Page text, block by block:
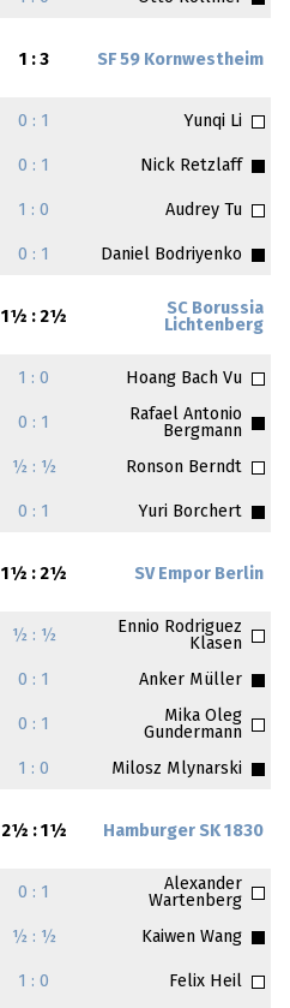
1 : 3 SF 59 Kornwestheim
0 : 1 Yunqi Li
0 : 1 Nick Retzlaff
1 : 0 Audrey Tu
0 : 1 Daniel Bodriyenko
1½ : 2½
SC Borussia
Lichtenberg
1 : 0 Hoang Bach Vu
0 : 1
Rafael Antonio
Bergmann
½ : ½ Ronson Berndt
0 : 1 Yuri Borchert
1½ : 2½ SV Empor Berlin
½ : ½
Ennio Rodriguez
Klasen
0 : 1 Anker Müller
0 : 1
Mika Oleg
Gundermann
1 : 0 Milosz Mlynarski
2½ : 1½ Hamburger SK 1830
0 : 1
Alexander
Wartenberg
½ : ½ Kaiwen Wang
1 : 0 Felix Heil